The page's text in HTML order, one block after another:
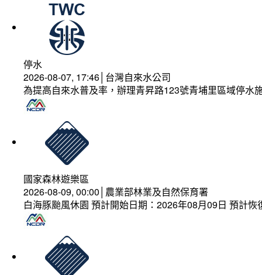
停水
2026-08-07, 17:46│台灣自來水公司
為提高自來水普及率，辦理青昇路123號青埔里區域停水
國家森林遊樂區
2026-08-09, 00:00│農業部林業及自然保育署
白海豚颱風休園 預計開始日期：2026年08月09日 預計